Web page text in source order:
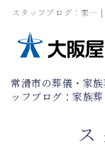
スタッフブログ：家… |
常滑市の葬儀・家
ッフブログ：家族葬